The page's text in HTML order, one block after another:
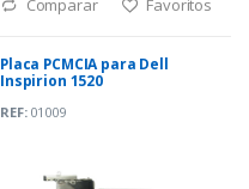
Comparar Favoritos
Placa PCMCIA para Dell
Inspirion 1520
REF:01009